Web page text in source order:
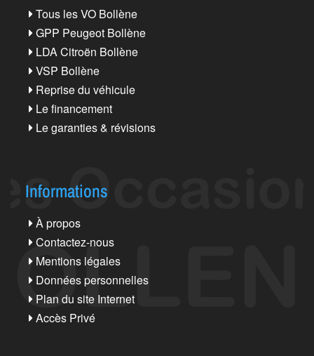
Tous les VO Bollène
GPP Peugeot Bollène
LDA Citroën Bollène
VSP Bollène
Reprise du véhicule
Le financement
Le garanties & révisions
Informations
À propos
Contactez-nous
Mentions légales
Données personnelles
Plan du site Internet
Accès Privé